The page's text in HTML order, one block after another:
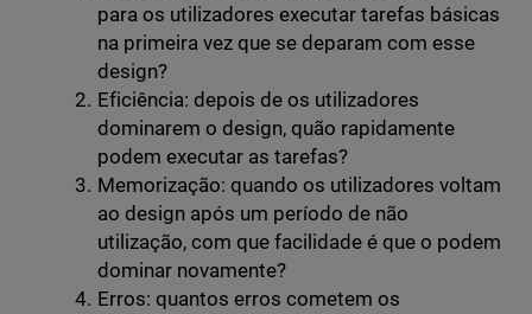
para os utilizadores executar tarefas básicas
na primeira vez que se deparam com esse
design?
Eficiência: depois de os utilizadores
dominarem o design, quão rapidamente
podem executar as tarefas?
Memorização: quando os utilizadores voltam
ao design após um período de não
utilização, com que facilidade é que o podem
dominar novamente?
Erros: quantos erros cometem os